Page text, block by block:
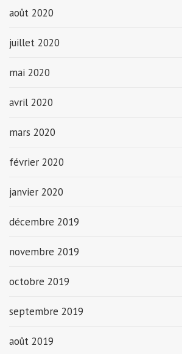
août 2020
juillet 2020
mai 2020
avril 2020
mars 2020
février 2020
janvier 2020
décembre 2019
novembre 2019
octobre 2019
septembre 2019
août 2019